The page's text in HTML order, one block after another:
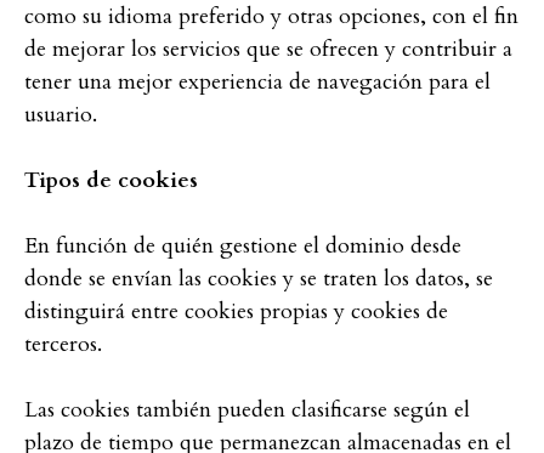
como su idioma preferido y otras opciones, con el fin
de mejorar los servicios que se ofrecen y contribuir a
tener una mejor experiencia de navegación para el
usuario.
Tipos de cookies
En función de quién gestione el dominio desde
donde se envían las cookies y se traten los datos, se
distinguirá entre cookies propias y cookies de
terceros.
Las cookies también pueden clasificarse según el
plazo de tiempo que permanezcan almacenadas en el